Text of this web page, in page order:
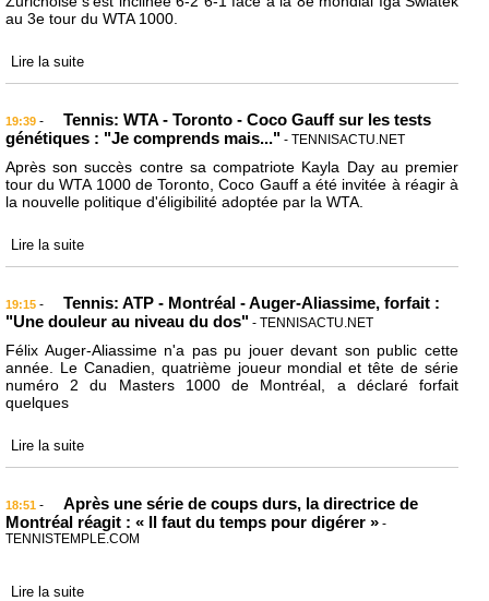
au 3e tour du WTA 1000.
Lire la suite
19:39 -
Tennis: WTA - Toronto - Coco Gauff sur les tests
génétiques : "Je comprends mais..." - TENNISACTU.NET
Après son succès contre sa compatriote Kayla Day au premier
tour du WTA 1000 de Toronto, Coco Gauff a été invitée à réagir à
la nouvelle politique d'éligibilité adoptée par la WTA.
Lire la suite
19:15 -
Tennis: ATP - Montréal - Auger-Aliassime, forfait :
"Une douleur au niveau du dos" - TENNISACTU.NET
Félix Auger-Aliassime n'a pas pu jouer devant son public cette
année. Le Canadien, quatrième joueur mondial et tête de série
numéro 2 du Masters 1000 de Montréal, a déclaré forfait
quelques
Lire la suite
18:51 -
Après une série de coups durs, la directrice de
Montréal réagit : « Il faut du temps pour digérer » -
TENNISTEMPLE.COM
Lire la suite